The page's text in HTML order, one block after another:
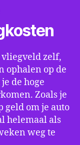
vliegveld zelf,
ophalen op de
de hoge
Zoals je
geld om je auto
helemaal als
weg te